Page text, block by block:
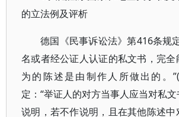
的立法例及评析
德国《民事诉讼法》第416条规
名或者经公证人认证的私文书，完
为的陈述是由制作人所做出的。
定：“举证人的对方当事人应当对私
说明，若不作说明，且在其他陈述中